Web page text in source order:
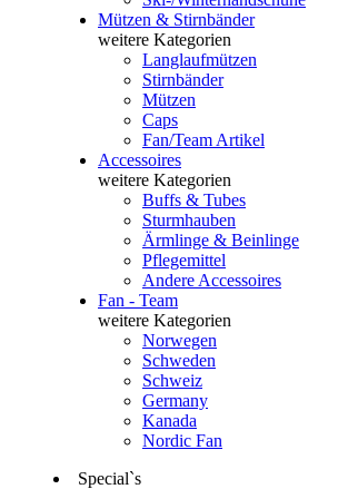
Mützen & Stirnbänder
weitere Kategorien
Langlaufmützen
Stirnbänder
Mützen
Caps
Fan/Team Artikel
Accessoires
weitere Kategorien
Buffs & Tubes
Sturmhauben
Ärmlinge & Beinlinge
Pflegemittel
Andere Accessoires
Fan - Team
weitere Kategorien
Norwegen
Schweden
Schweiz
Germany
Kanada
Nordic Fan
Special`s